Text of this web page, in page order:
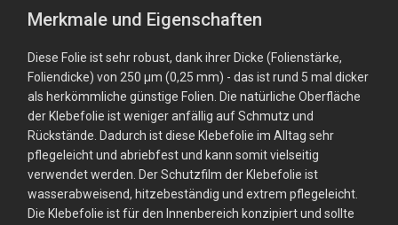
Merkmale und Eigenschaften
Diese Folie ist sehr robust, dank ihrer Dicke (Folienstärke,
Foliendicke) von 250 µm (0,25 mm) - das ist rund 5 mal dicker
als herkömmliche günstige Folien. Die natürliche Oberfläche
der Klebefolie ist weniger anfällig auf Schmutz und
Rückstände. Dadurch ist diese Klebefolie im Alltag sehr
pflegeleicht und abriebfest und kann somit vielseitig
verwendet werden. Der Schutzfilm der Klebefolie ist
wasserabweisend, hitzebeständig und extrem pflegeleicht.
Die Klebefolie ist für den Innenbereich konzipiert und sollte